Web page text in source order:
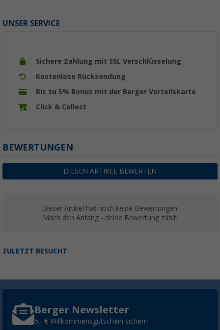
UNSER SERVICE
Sichere Zahlung mit SSL Verschlüsselung
Kostenlose Rücksendung
Bis zu 5% Bonus mit der Berger Vorteilskarte
Click & Collect
BEWERTUNGEN
DIESEN ARTIKEL BEWERTEN
Dieser Artikel hat noch keine Bewertungen.
Mach den Anfang - deine Bewertung zählt!
ZULETZT BESUCHT
Berger Newsletter
5,- € Willkommensgutschein sichern